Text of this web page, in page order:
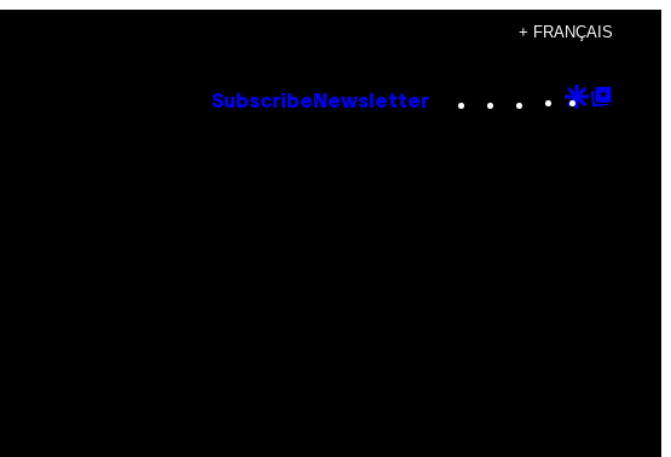
+ FRANÇAIS
Subscribe Newsletter Instagram
TikTok
YouTube
Google